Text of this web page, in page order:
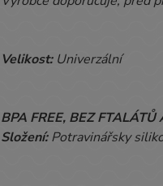
Velikost: Univerzální
BPA FREE, BEZ FTALÁTŮ
Složení:Potravinářsky